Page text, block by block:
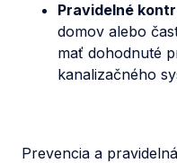
Pravidelné
domov alebo
mať dohodnuté
kanalizačného
Prevencia a